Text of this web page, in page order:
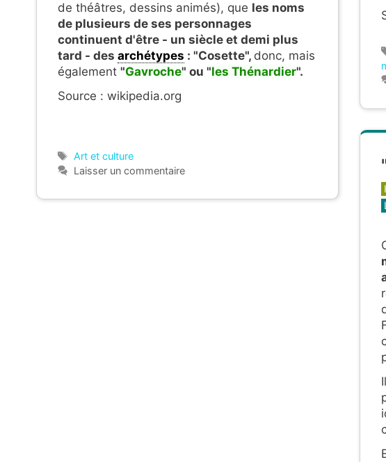
de théâtres, dessins animés), que les noms
de plusieurs de ses personnages
continuent d'être - un siècle et demi plus
tard - des archétypes : "Cosette", donc, mais
également "Gavroche" ou "les Thénardier".
Source : wikipedia.org
Étiquettes
Art et culture
Laisser un commentaire